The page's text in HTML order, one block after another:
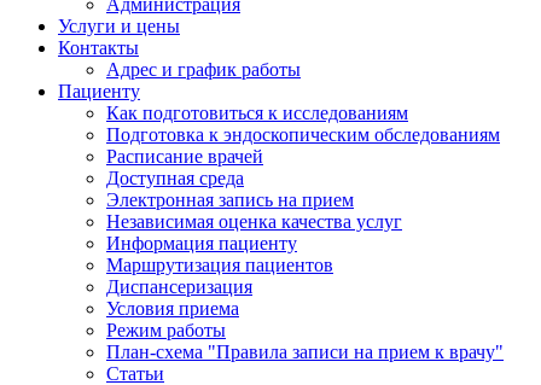
Администрация
Услуги и цены
Контакты
Адрес и график работы
Пациенту
Как подготовиться к исследованиям
Подготовка к эндоскопическим обследованиям
Расписание врачей
Доступная среда
Электронная запись на прием
Независимая оценка качества услуг
Информация пациенту
Маршрутизация пациентов
Диспансеризация
Условия приема
Режим работы
План-схема "Правила записи на прием к врачу"
Статьи